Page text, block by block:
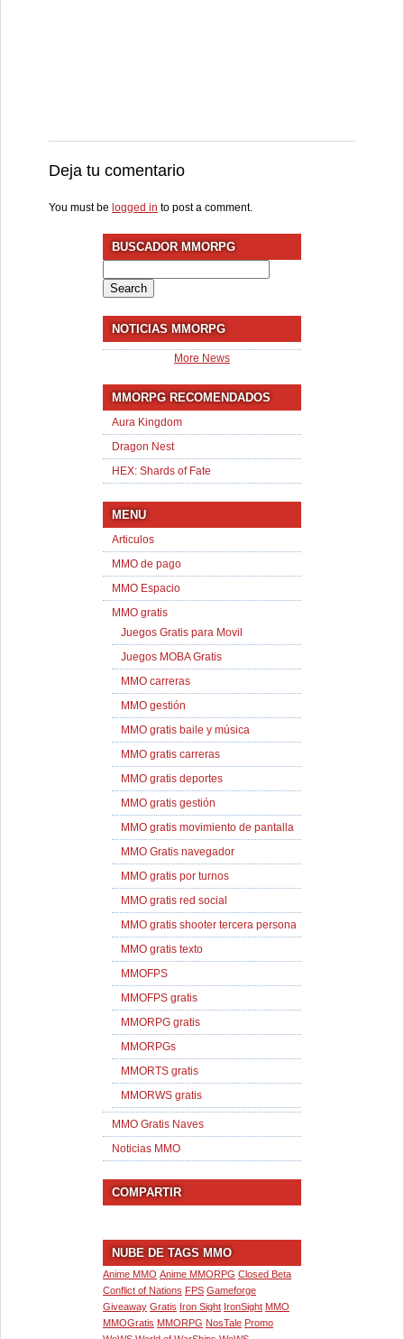
Deja tu comentario
You must be logged in to post a comment.
BUSCADOR MMORPG
for:
NOTICIAS MMORPG
More News
MMORPG RECOMENDADOS
Aura Kingdom
Dragon Nest
HEX: Shards of Fate
MENU
Articulos
MMO de pago
MMO Espacio
MMO gratis
Juegos Gratis para Movil
Juegos MOBA Gratis
MMO carreras
MMO gestión
MMO gratis baile y música
MMO gratis carreras
MMO gratis deportes
MMO gratis gestión
MMO gratis movimiento de pantalla
MMO Gratis navegador
MMO gratis por turnos
MMO gratis red social
MMO gratis shooter tercera persona
MMO gratis texto
MMOFPS
MMOFPS gratis
MMORPG gratis
MMORPGs
MMORTS gratis
MMORWS gratis
MMO Gratis Naves
Noticias MMO
COMPARTIR
NUBE DE TAGS MMO
Anime MMO Anime MMORPG Closed Beta
Conflict of Nations FPS Gameforge
Giveaway Gratis Iron Sight IronSight MMO
MMOGratis MMORPG NosTale Promo